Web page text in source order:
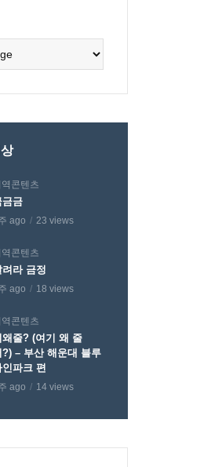
역콘텐츠
금금
ago 23 views
역콘텐츠
려라 금정
ago 18 views
역콘텐츠
왜줄? (여기 왜 줄
?) – 부산 해운대 블루
인파크 편
ago 14 views